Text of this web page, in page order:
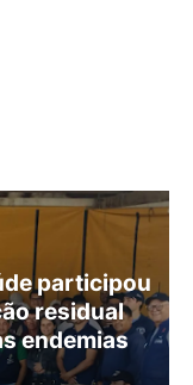
participou
residual
endemias